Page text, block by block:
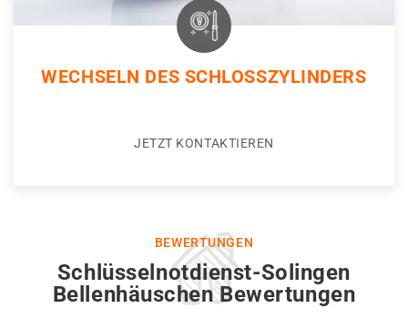
WECHSELN DES SCHLOSSZYLINDERS
JETZT KONTAKTIEREN
BEWERTUNGEN
Schlüsselnotdienst-Solingen
Bellenhäuschen Bewertungen